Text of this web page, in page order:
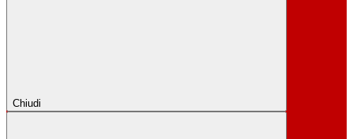
Chiudi